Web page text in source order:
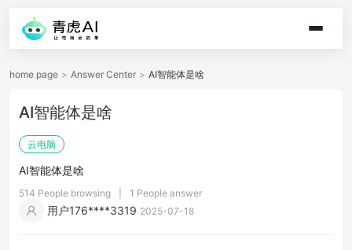
home page > Answer Center > AI智能体是啥
AI智能体是啥
云电脑
AI智能体是啥
514 People browsing 1 People answer
用户176****3319 2025-07-18